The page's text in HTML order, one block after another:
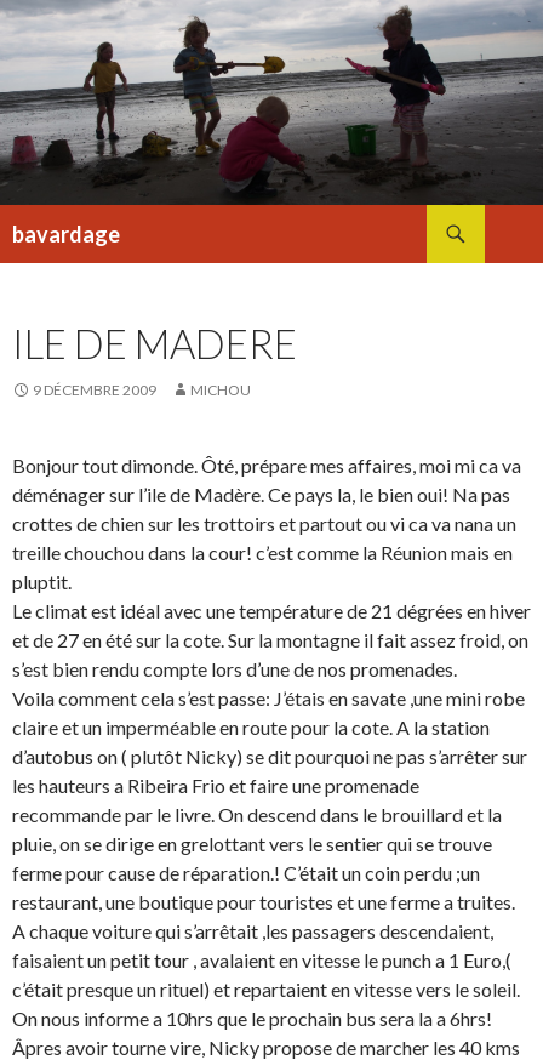
bavardage
ILE DE MADERE
9 DÉCEMBRE 2009 MICHOU
Bonjour tout dimonde. Ôté, prépare mes affaires, moi mi ca va
déménager sur l’ile de Madère. Ce pays la, le bien oui! Na pas
crottes de chien sur les trottoirs et partout ou vi ca va nana un
treille chouchou dans la cour! c’est comme la Réunion mais en
pluptit.
Le climat est idéal avec une température de 21 dégrées en hiver
et de 27 en été sur la cote. Sur la montagne il fait assez froid, on
s’est bien rendu compte lors d’une de nos promenades.
Voila comment cela s’est passe: J’étais en savate ,une mini robe
claire et un imperméable en route pour la cote. A la station
d’autobus on ( plutôt Nicky) se dit pourquoi ne pas s’arrêter sur
les hauteurs a Ribeira Frio et faire une promenade
recommande par le livre. On descend dans le brouillard et la
pluie, on se dirige en grelottant vers le sentier qui se trouve
ferme pour cause de réparation.! C’était un coin perdu ;un
restaurant, une boutique pour touristes et une ferme a truites.
A chaque voiture qui s’arrêtait ,les passagers descendaient,
faisaient un petit tour , avalaient en vitesse le punch a 1 Euro,(
c’était presque un rituel) et repartaient en vitesse vers le soleil.
On nous informe a 10hrs que le prochain bus sera la a 6hrs!
Âpres avoir tourne vire, Nicky propose de marcher les 40 kms